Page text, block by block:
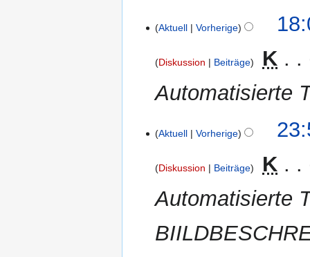
Mai
Aktuell Vorherige
Diskussion Beiträge
K
Automatisierte
AprilAktuell Vorherige
Diskussion Beiträge
K
Automatisierte